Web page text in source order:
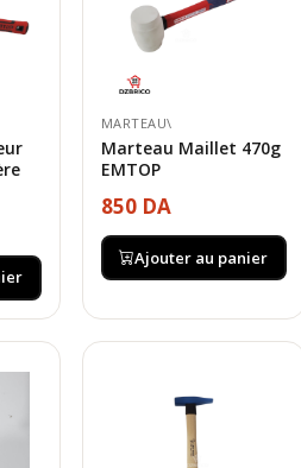
MARTEAU\
Marteau Maillet 470g
EMTOP
850 DA
Ajouter au panier